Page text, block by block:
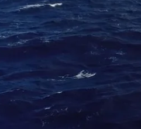
がい学生支援に関
ついて
章
推進
大
教